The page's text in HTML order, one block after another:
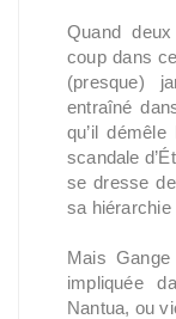
Quand
coup dans
(presque)
entraîné
qu’il
scandale
se dresse
sa
Mais
impliquée
Nantua, ou